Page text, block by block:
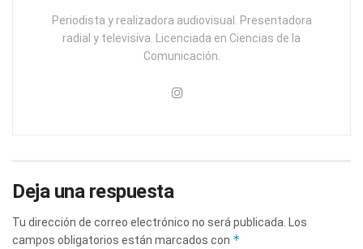
Periodista y realizadora audiovisual. Presentadora
radial y televisiva. Licenciada en Ciencias de la
Comunicación.
Deja una respuesta
Tu dirección de correo electrónico no será publicada.
Los
campos obligatorios están marcados con *